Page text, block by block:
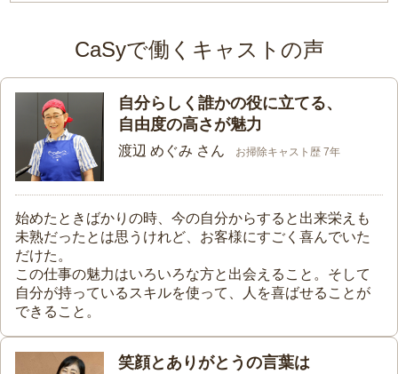
CaSyで働くキャストの声
自分らしく誰かの役に立てる、
自由度の高さが魅力
渡辺 めぐみ さん お掃除キャスト歴 7年
始めたときばかりの時、今の自分からすると出来栄えも
未熟だったとは思うけれど、お客様にすごく喜んでいた
だけた。
この仕事の魅力はいろいろな方と出会えること。そして
自分が持っているスキルを使って、人を喜ばせることが
できること。
笑顔とありがとうの言葉は